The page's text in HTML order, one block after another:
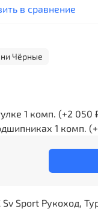
в сравнение
Чёрные
1 комп. (+2 050
1 комп. (+
Sport Рукоход,